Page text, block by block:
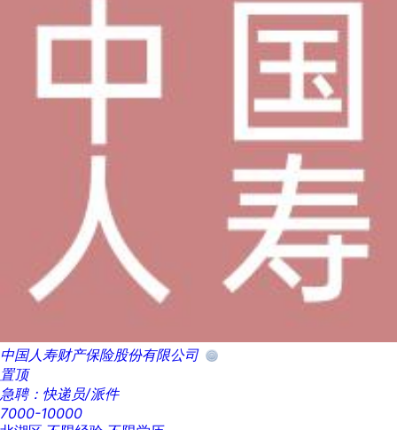
中国人寿财产保险股份有限公司
置顶
急聘：快递员/派件
7000-10000